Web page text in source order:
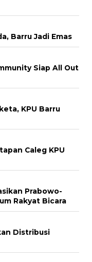
Barru Jadi Emas
Siap All Out
KPU Barru
Caleg KPU
Prabowo-
Rakyat Bicara
Distribusi